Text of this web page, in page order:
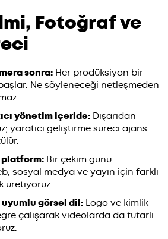
Fotoğraf ve
sonra: Her prodüksiyon bir
Ne söyleneceği netleşmeden
yönetim içeride: Dışarıdan
yaratıcı geliştirme süreci ajans
platform: Bir çekim günü
sosyal medya ve yayın için farklı
üretiyoruz.
görsel dil: Logo ve kimlik
çalışarak videolarda da tutarlı